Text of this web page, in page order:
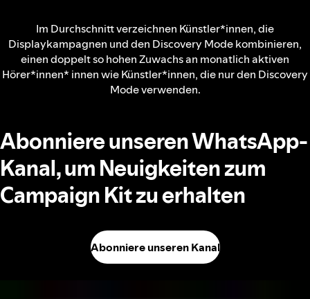
Im Durchschnitt verzeichnen Künstler*innen, die
Displaykampagnen und den Discovery Mode kombinieren,
einen doppelt so hohen Zuwachs an monatlich aktiven
Hörer*innen* innen wie Künstler*innen, die nur den Discovery
Mode verwenden.
Abonniere unseren WhatsApp-
Kanal, um Neuigkeiten zum
Campaign Kit zu erhalten
Abonniere unseren Kanal